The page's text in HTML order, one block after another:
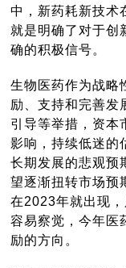
中，新药耗新技术
就是明确了对于创
确的积极信号。
生物医药作为战略
励、支持和完善发
引导等举措，资本
影响，持续低迷的
长期发展的悲观预
望逐渐扭转市场预
在2023年就出现
容易察觉，今年医
励的方向。